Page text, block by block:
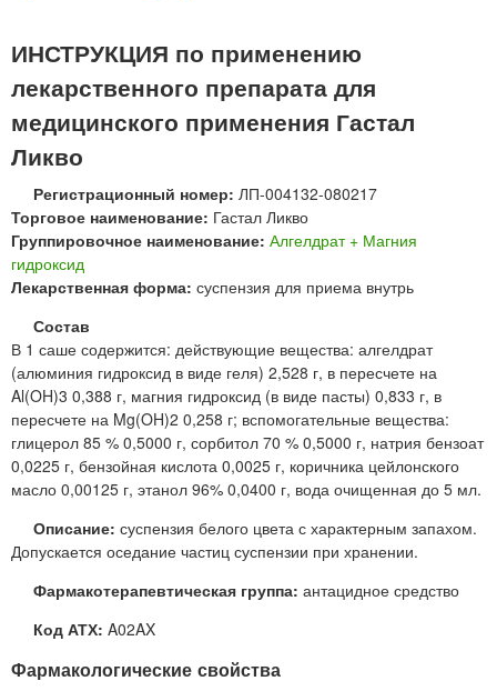
ИНСТРУКЦИЯ по применению
лекарственного препарата для
медицинского применения Гастал
Ликво
Регистрационный номер: ЛП-004132-080217
Торговое наименование: Гастал Ликво
Группировочное наименование: Алгелдрат + Магния
гидроксид
Лекарственная форма: суспензия для приема внутрь
Состав
В 1 саше содержится: действующие вещества: алгелдрат
(алюминия гидроксид в виде геля) 2,528 г, в пересчете на
Al(OH)3 0,388 г, магния гидроксид (в виде пасты) 0,833 г, в
пересчете на Mg(OH)2 0,258 г; вспомогательные вещества:
глицерол 85 % 0,5000 г, сорбитол 70 % 0,5000 г, натрия бензоат
0,0225 г, бензойная кислота 0,0025 г, коричника цейлонского
масло 0,00125 г, этанол 96% 0,0400 г, вода очищенная до 5 мл.
Описание: суспензия белого цвета с характерным запахом.
Допускается оседание частиц суспензии при хранении.
Фармакотерапевтическая группа: антацидное средство
Код АТХ: A02AX
Фармакологические свойства